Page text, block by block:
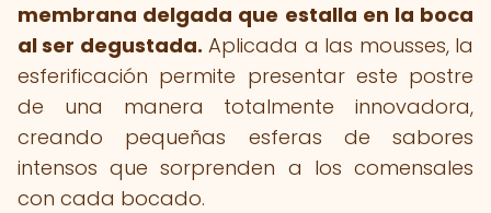
membrana delgada que estalla en la boca
al ser degustada. Aplicada a las mousses, la
esferificación permite presentar este postre
de una manera totalmente innovadora,
creando pequeñas esferas de sabores
intensos que sorprenden a los comensales
con cada bocado.